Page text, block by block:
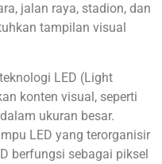
jalan raya, stadion, dan
tampilan visual
LED (Light
konten visual, seperti
ukuran besar.
LED yang terorganisir
berfungsi sebagai piksel